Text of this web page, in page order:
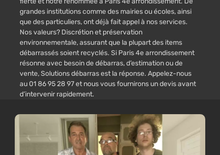
grandes institutions comme des mairies ou écoles, ainsi
que des particuliers, ont déjà fait appel à nos services.
Nos valeurs? Discrétion et préservation
environnementale, assurant que la plupart des items
débarrassés soient recyclés. Si Paris 4e arrondissement
résonne avec besoin de débarras, d’estimation ou de
vente, Solutions débarras est la réponse. Appelez-nous
au 01 86 95 28 97 et nous vous fournirons un devis avant
d’intervenir rapidement.